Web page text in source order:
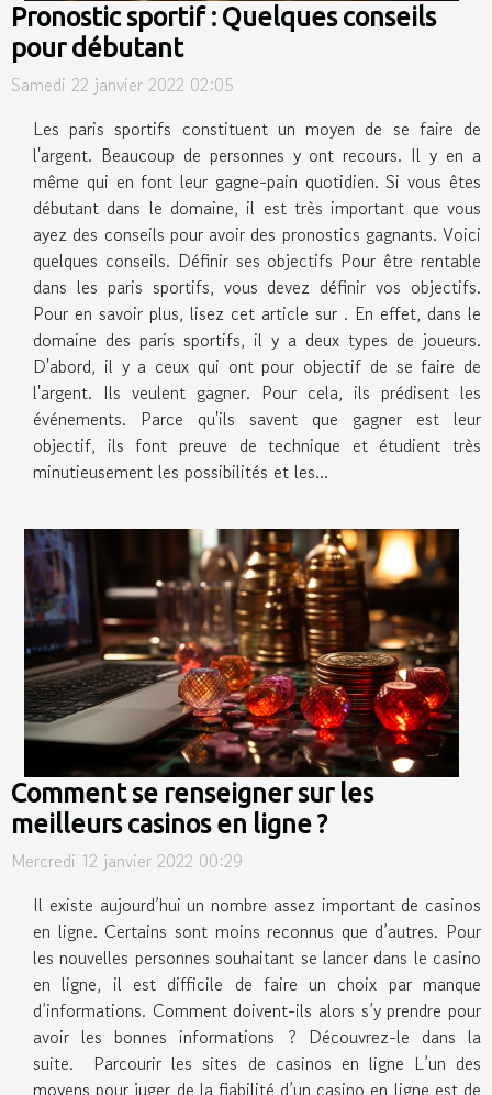
Pronostic sportif : Quelques conseils
pour débutant
Samedi 22 janvier 2022 02:05
Les paris sportifs constituent un moyen de se faire de
l'argent. Beaucoup de personnes y ont recours. Il y en a
même qui en font leur gagne-pain quotidien. Si vous êtes
débutant dans le domaine, il est très important que vous
ayez des conseils pour avoir des pronostics gagnants. Voici
quelques conseils. Définir ses objectifs Pour être rentable
dans les paris sportifs, vous devez définir vos objectifs.
Pour en savoir plus, lisez cet article sur . En effet, dans le
domaine des paris sportifs, il y a deux types de joueurs.
D'abord, il y a ceux qui ont pour objectif de se faire de
l'argent. Ils veulent gagner. Pour cela, ils prédisent les
événements. Parce qu'ils savent que gagner est leur
objectif, ils font preuve de technique et étudient très
minutieusement les possibilités et les...
Comment se renseigner sur les
meilleurs casinos en ligne ?
Mercredi 12 janvier 2022 00:29
Il existe aujourd’hui un nombre assez important de casinos
en ligne. Certains sont moins reconnus que d’autres. Pour
les nouvelles personnes souhaitant se lancer dans le casino
en ligne, il est difficile de faire un choix par manque
d’informations. Comment doivent-ils alors s’y prendre pour
avoir les bonnes informations ? Découvrez-le dans la
suite. Parcourir les sites de casinos en ligne L’un des
moyens pour juger de la fiabilité d’un casino en ligne est de